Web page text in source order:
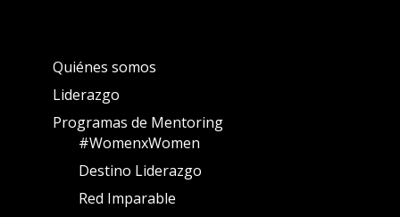
Quiénes somos
Liderazgo
Programas de Mentoring
#WomenxWomen
Destino Liderazgo
Red Imparable